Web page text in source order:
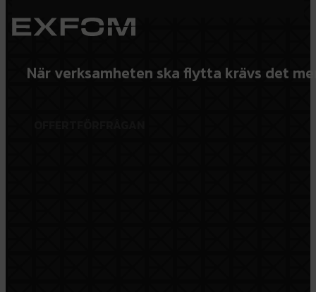
När verksamheten ska flytta krävs det